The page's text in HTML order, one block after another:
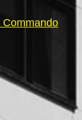
Commando